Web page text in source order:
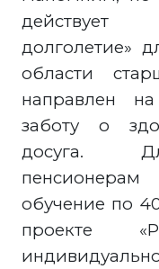
действует
долголетие»
области
направлен на
заботу о
досуга.
обучение по
проекте